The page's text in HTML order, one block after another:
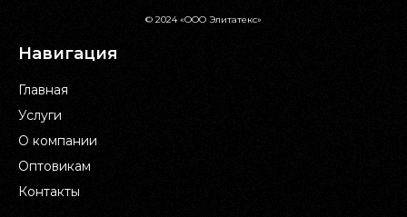
© 2024 «ООО Элитатекс»
Навигация
Главная
Услуги
О компании
Оптовикам
Контакты